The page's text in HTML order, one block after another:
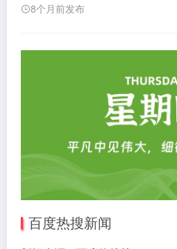
8个月前发布
百度热搜新闻